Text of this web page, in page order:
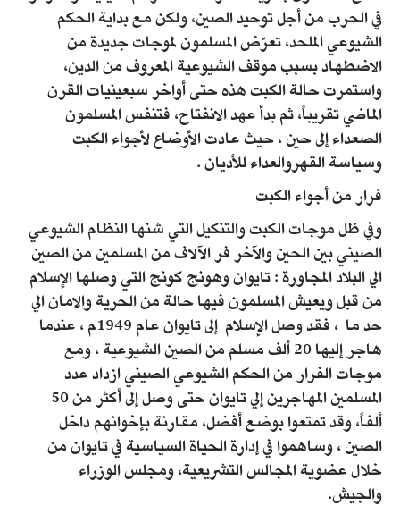
في الحرب من أجل توحيد الصين، ولكن مع بداية الحكم
الشيوعي الملحد، تعرّض المسلمون لموجات جديدة من
الاضطهاد بسبب موقف الشيوعية المعروف من الدين،
واستمرت حالة الكبت هذه حتى أواخر سبعينيات القرن
الماضي تقريباً، ثم بدأ عهد الانفتاح، فتنفس المسلمون
الصعداء إلى حين ، حيث عادت الأوضاع لأجواء الكبت
وسياسة القهروالعداء للأديان .
فرار من أجواء الكبت
وفي ظل موجات الكبت والتنكيل التي شنها النظام الشيوعي
الصيني بين الحين والآخر فر الآلاف من المسلمين من الصين
الي البلاد المجاورة : تايوان وهونج كونج التي وصلها الإسلام
من قبل ويعيش المسلمون فيها حالة من الحرية والامان الي
حد ما ، فقد وصل الإسلام إلى تايوان عام 1949م ، عندما
هاجر إليها 20 ألف مسلم من الصين الشيوعية ، ومع
موجات الفرار من الحكم الشيوعي الصيني ازداد عدد
المسلمين المهاجرين إلي تايوان حتى وصل إلى أكثر من 50
ألفاً، وقد تمتعوا بوضع أفضل، مقارنة بإخوانهم داخل
الصين ، وساهموا في إدارة الحياة السياسية في تايوان من
خلال عضوية المجالس التشريعية، ومجلس الوزراء
والجيش.